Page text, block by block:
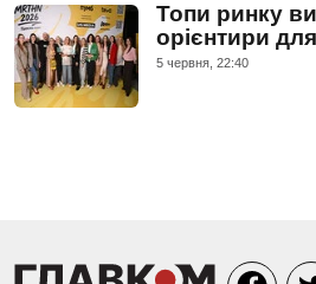
Топи ринку
орієнтири
5 червня, 22:40